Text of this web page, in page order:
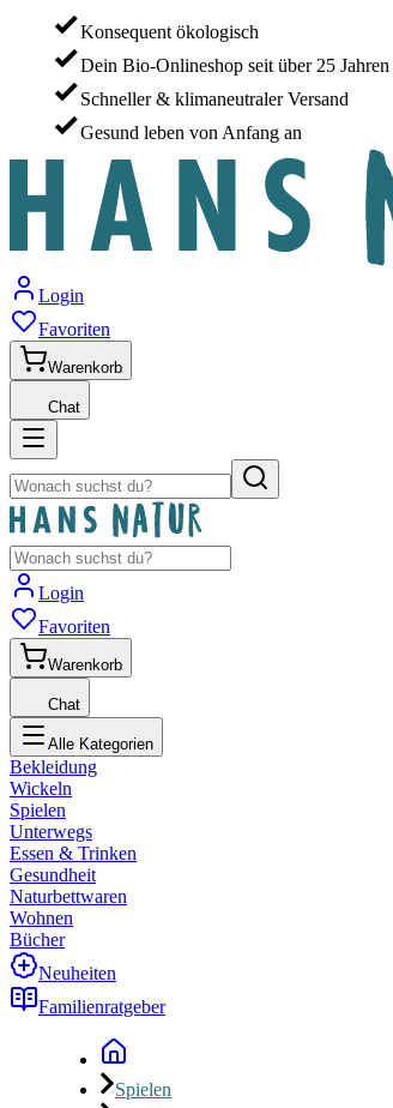
Konsequent ökologisch
Dein Bio-Onlineshop seit über 25 Jahren
Schneller & klimaneutraler Versand
Gesund leben von Anfang an
Login
Favoriten
Warenkorb
Chat
Login
Favoriten
Warenkorb
Chat
Alle Kategorien
Bekleidung
Wickeln
Spielen
Unterwegs
Essen & Trinken
Gesundheit
Naturbettwaren
Wohnen
Bücher
Neuheiten
Familienratgeber
Spielen